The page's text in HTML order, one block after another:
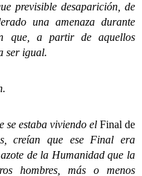
previsible desaparición, de
una amenaza durante
que, a partir de aquellos
ser igual.
estaba viviendo el Final de
creían que ese Final era
de la Humanidad que la
hombres, más o menos